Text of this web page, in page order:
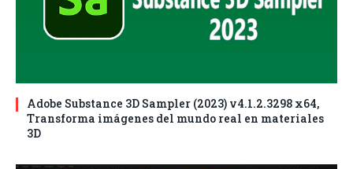
Adobe Substance 3D Sampler (2023) v4.1.2.3298 x64,
Transforma imágenes del mundo real en materiales
3D